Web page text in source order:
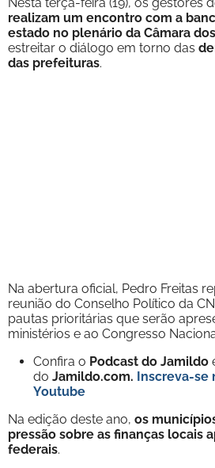
realizam um encontro com a
estado no plenário da Câmara
estreitar o diálogo em torno das
das prefeituras.
Na abertura oficial, Pedro Freitas
reunião do Conselho Político da
pautas prioritárias que serão
ministérios e ao Congresso
Confira o Podcast do Jamildo
do Jamildo.com. Inscreva-se
Youtube
Na edição deste ano, os
pressão sobre as finanças locais
federais.